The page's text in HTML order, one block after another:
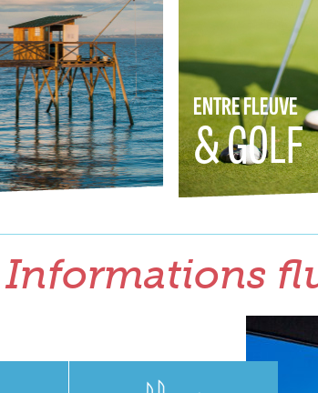
ENTRE FLEUVE
& GOLF
Informations